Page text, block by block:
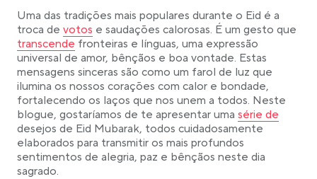
Uma das tradições mais populares durante o Eid é a
troca de Link opens in a new tab
votos e saudações calorosas. É um gesto que
transcende fronteiras e línguas, uma expressão
universal de amor, bênçãos e boa vontade. Estas
mensagens sinceras são como um farol de luz que
ilumina os nossos corações com calor e bondade,
fortalecendo os laços que nos unem a todos. Neste
blogue, gostaríamos de te apresentar uma Link opens in
série de
desejos de Eid Mubarak, todos cuidadosamente
elaborados para transmitir os mais profundos
sentimentos de alegria, paz e bênçãos neste dia
sagrado.